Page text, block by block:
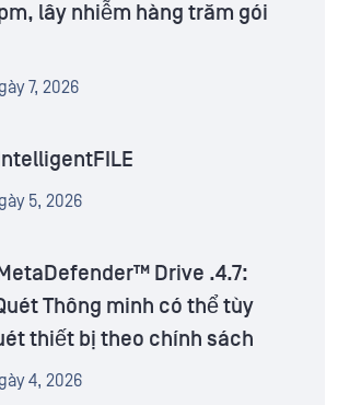
lây nhiễm hàng trăm gói
7, 2026
5, 2026
Drive .4.7:
Thông minh có thể tùy
thiết bị theo chính sách
4, 2026